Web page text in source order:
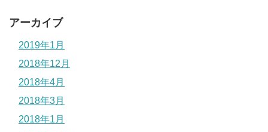
アーカイブ
2019年1月
2018年12月
2018年4月
2018年3月
2018年1月